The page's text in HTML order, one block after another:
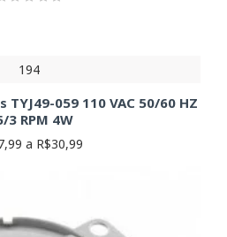
194
059 110 VAC 50/60 HZ
3 RPM 4W
a R$30,99